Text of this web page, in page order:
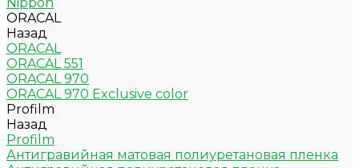
ORACAL
Назад
ORACAL
ORACAL 551
ORACAL 970
ORACAL 970 Exclusive color
Profilm
Назад
Profilm
Антигравийная матовая полиуретановая пленка